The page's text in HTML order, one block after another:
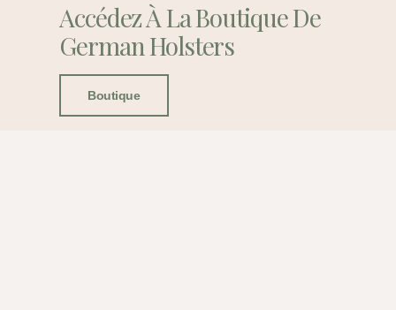
Accédez À La Boutique De
German Holsters
Boutique